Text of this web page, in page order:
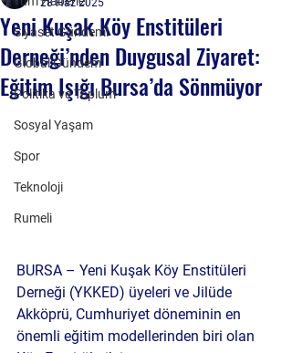
Siyaset Gündemi
Global Gündem
Politika ve Toplum
Sosyal Yaşam
Spor
Teknoloji
Rumeli
Yeni Kuşak Köy Enstitüleri
Derneği’nden Duygusal Ziyaret:
Eğitim Işığı Bursa’da Sönmüyor
28 Haz 2025
BURSA – Yeni Kuşak Köy Enstitüleri
Derneği (YKKED) üyeleri ve Jilüde
Akköprü, Cumhuriyet döneminin en
önemli eğitim modellerinden biri olan